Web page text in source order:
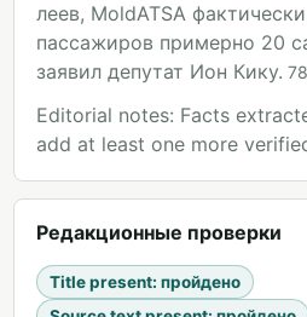
леев, MoldATSA
пассажиров примерно 20
заявил депутат Ион Кику. 78
Editorial notes: Facts
add at least one more
Редакционные проверки
Title present: пройдено